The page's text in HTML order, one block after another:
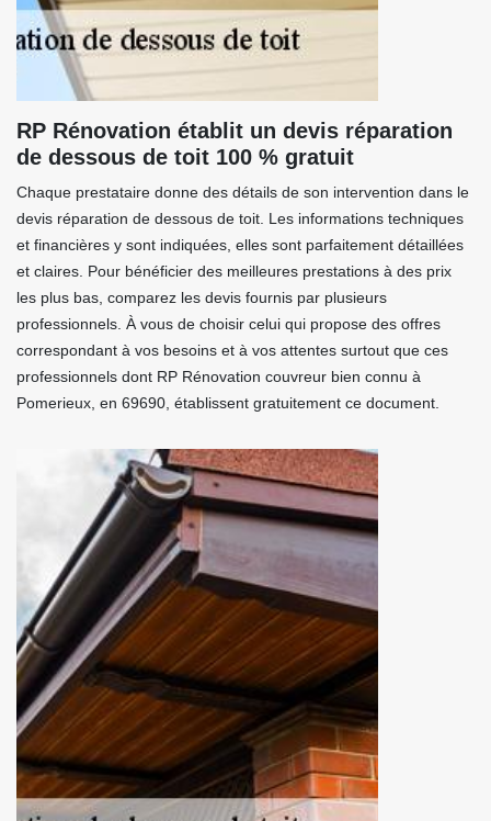
RP Rénovation établit un devis réparation
de dessous de toit 100 % gratuit
Chaque prestataire donne des détails de son intervention dans le
devis réparation de dessous de toit. Les informations techniques
et financières y sont indiquées, elles sont parfaitement détaillées
et claires. Pour bénéficier des meilleures prestations à des prix
les plus bas, comparez les devis fournis par plusieurs
professionnels. À vous de choisir celui qui propose des offres
correspondant à vos besoins et à vos attentes surtout que ces
professionnels dont RP Rénovation couvreur bien connu à
Pomerieux, en 69690, établissent gratuitement ce document.